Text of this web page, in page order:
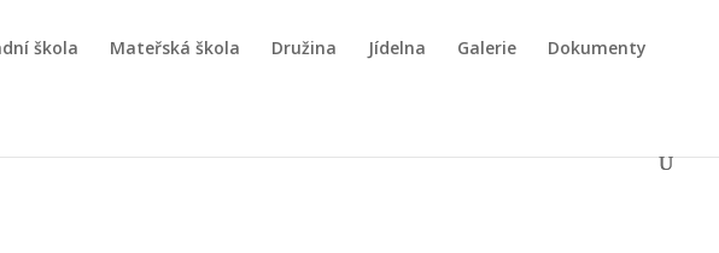
škola Mateřská škola Družina Jídelna Galerie Dokumenty